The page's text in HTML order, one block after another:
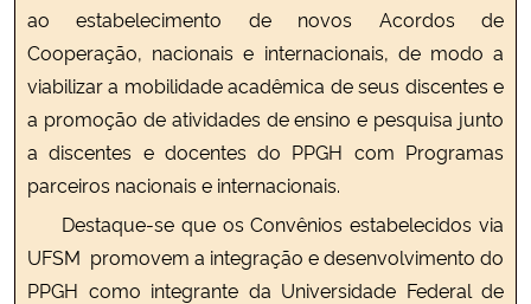
ao estabelecimento de novos Acordos de
Cooperação, nacionais e internacionais, de modo a
viabilizar a mobilidade acadêmica de seus discentes e
a promoção de atividades de ensino e pesquisa junto
a discentes e docentes do PPGH com Programas
parceiros nacionais e internacionais.
Destaque-se que os Convênios estabelecidos via
UFSM promovem a integração e desenvolvimento do
PPGH como integrante da Universidade Federal de